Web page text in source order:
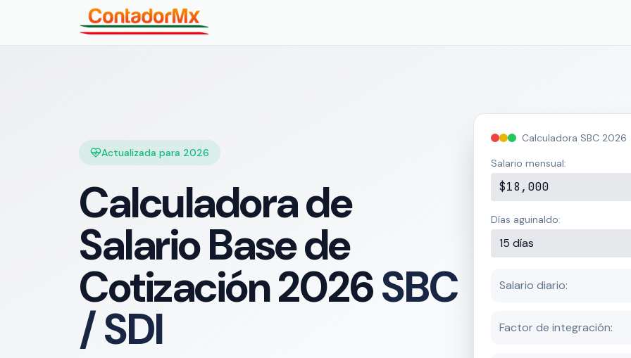
Actualizada para 2026
Calculadora de
Salario Base de
Cotización 2026SBC
/ SDI
Calculadora SBC 2026
Salario mensual:
$18,000
Días aguinaldo:
15 días
Salario diario:
Factor de integración: